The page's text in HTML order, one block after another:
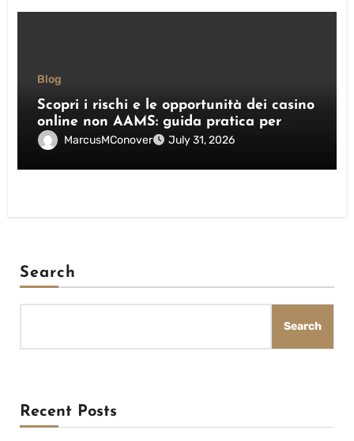
Blog
Scopri i rischi e le opportunità dei casino
online non AAMS: guida pratica per
giocatori italiani
MarcusMConover July 31, 2026
Search
Search
Recent Posts